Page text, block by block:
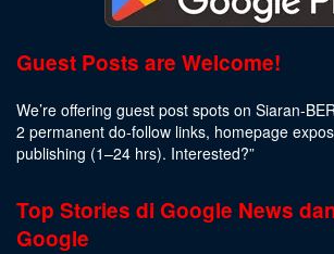
Guest Posts are Welcome!
We’re offering guest post spots on Siaran-
2 permanent do-follow links, homepage
publishing (1–24 hrs). Interested?”
Top Stories di Google News
Google